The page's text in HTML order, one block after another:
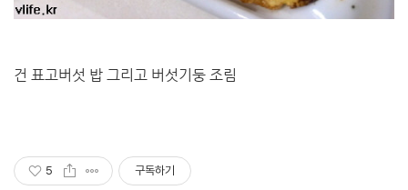
건 표고버섯 밥 그리고 버섯기둥 조림
5 구독하기